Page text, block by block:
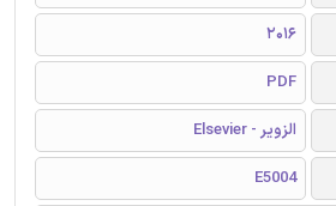
2016
PDF
الزویر - Elsevier
E5004